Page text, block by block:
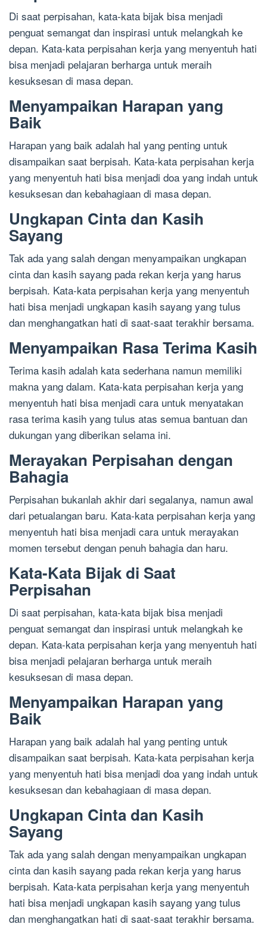
Di saat perpisahan, kata-kata bijak bisa menjadi
penguat semangat dan inspirasi untuk melangkah ke
depan. Kata-kata perpisahan kerja yang menyentuh hati
bisa menjadi pelajaran berharga untuk meraih
kesuksesan di masa depan.
Menyampaikan Harapan yang
Baik
Harapan yang baik adalah hal yang penting untuk
disampaikan saat berpisah. Kata-kata perpisahan kerja
yang menyentuh hati bisa menjadi doa yang indah untuk
kesuksesan dan kebahagiaan di masa depan.
Ungkapan Cinta dan Kasih
Sayang
Tak ada yang salah dengan menyampaikan ungkapan
cinta dan kasih sayang pada rekan kerja yang harus
berpisah. Kata-kata perpisahan kerja yang menyentuh
hati bisa menjadi ungkapan kasih sayang yang tulus
dan menghangatkan hati di saat-saat terakhir bersama.
Menyampaikan Rasa Terima Kasih
Terima kasih adalah kata sederhana namun memiliki
makna yang dalam. Kata-kata perpisahan kerja yang
menyentuh hati bisa menjadi cara untuk menyatakan
rasa terima kasih yang tulus atas semua bantuan dan
dukungan yang diberikan selama ini.
Merayakan Perpisahan dengan
Bahagia
Perpisahan bukanlah akhir dari segalanya, namun awal
dari petualangan baru. Kata-kata perpisahan kerja yang
menyentuh hati bisa menjadi cara untuk merayakan
momen tersebut dengan penuh bahagia dan haru.
Kata-Kata Bijak di Saat
Perpisahan
Di saat perpisahan, kata-kata bijak bisa menjadi
penguat semangat dan inspirasi untuk melangkah ke
depan. Kata-kata perpisahan kerja yang menyentuh hati
bisa menjadi pelajaran berharga untuk meraih
kesuksesan di masa depan.
Menyampaikan Harapan yang
Baik
Harapan yang baik adalah hal yang penting untuk
disampaikan saat berpisah. Kata-kata perpisahan kerja
yang menyentuh hati bisa menjadi doa yang indah untuk
kesuksesan dan kebahagiaan di masa depan.
Ungkapan Cinta dan Kasih
Sayang
Tak ada yang salah dengan menyampaikan ungkapan
cinta dan kasih sayang pada rekan kerja yang harus
berpisah. Kata-kata perpisahan kerja yang menyentuh
hati bisa menjadi ungkapan kasih sayang yang tulus
dan menghangatkan hati di saat-saat terakhir bersama.